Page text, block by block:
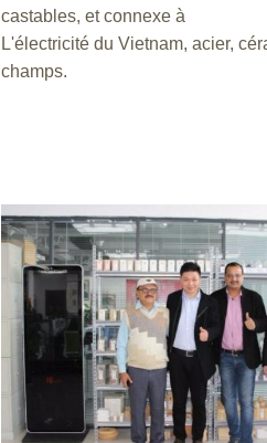
castables, et connexe à
L'électricité du Vietnam, acier,
champs.